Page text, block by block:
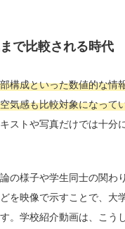
で比較される時代
構成といった数値的な情
気感も比較対象になって
ストや写真だけでは十分
の様子や学生同士の関わ
を映像で示すことで、大
。学校紹介動画は、こう